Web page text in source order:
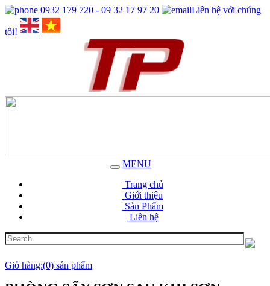
0932 179 720 - 09 32 17 97 20 Liên hệ với chúng
tôi!
MENU
Trang chủ
Giới thiệu
Sản Phẩm
Liên hệ
Giỏ hàng:(0) sản phẩm